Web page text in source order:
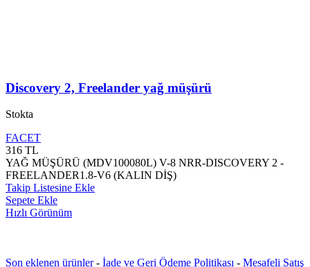
Discovery 2, Freelander yağ müşürü
Stokta
FACET
316 TL
YAĞ MÜŞÜRÜ (MDV100080L) V-8 NRR-DISCOVERY 2 -
FREELANDER1.8-V6 (KALIN DİŞ)
Takip Listesine Ekle
Sepete Ekle
Hızlı Görünüm
Son eklenen ürünler- İade ve Geri Ödeme Politikası - Mesafeli Satış